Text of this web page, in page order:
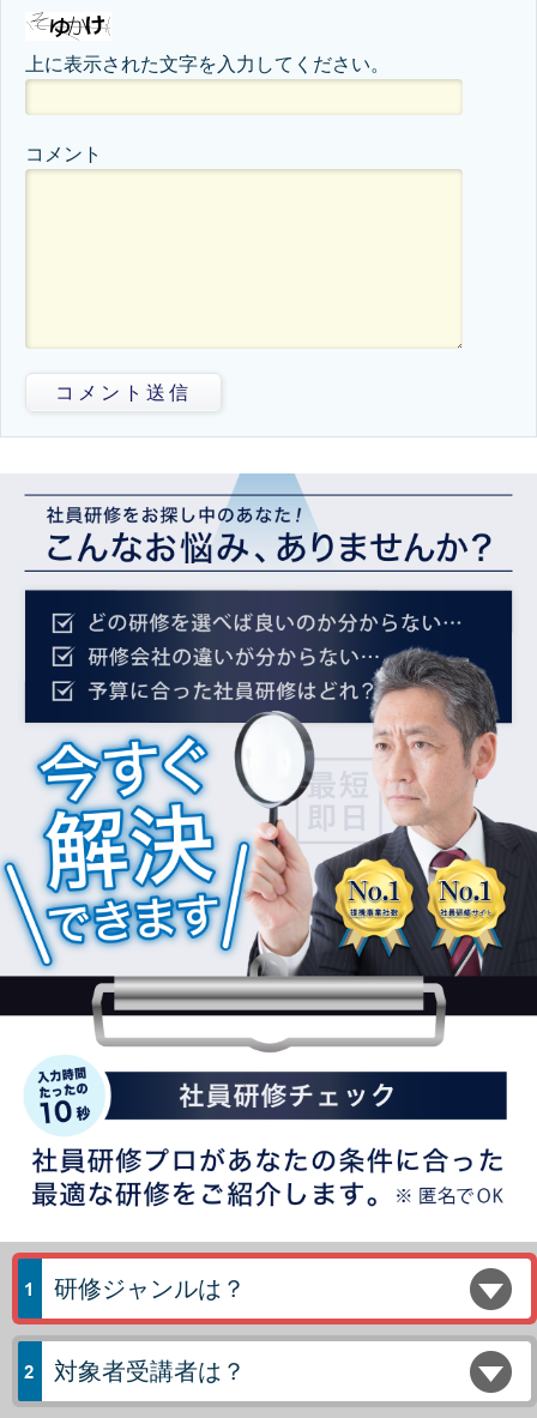
上に表示された文字を入力してください。
コメント
コメント送信
研修ジャンルは？
対象者受講者は？